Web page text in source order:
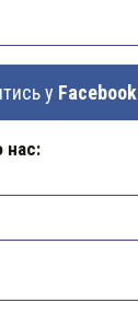
у Facebook
нас: